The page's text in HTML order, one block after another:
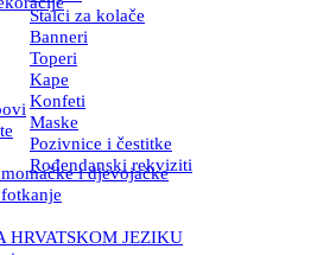
Stalci za kolače
Banneri
Toperi
Kape
Konfeti
Maske
Pozivnice i čestitke
i djevojačke
Rođendanski rekviziti
HRVATSKOM JEZIKU